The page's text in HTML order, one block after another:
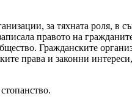
за тяхната роля, в
правото на
Гражданските
права и законни